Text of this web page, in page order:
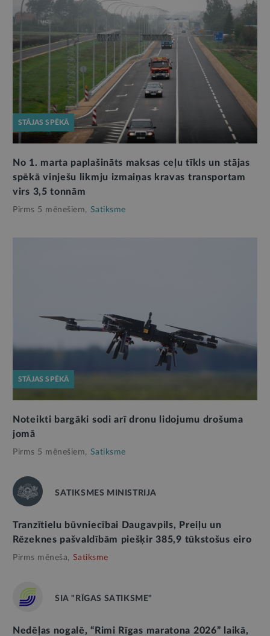
STĀJAS SPĒKĀ
No 1. marta paplašināts maksas ceļu tīkls un stājas
spēkā vinješu likmju izmaiņas kravas transportam
virs 3,5 tonnām
Pirms 5 mēnešiem, Satiksme
STĀJAS SPĒKĀ
Noteikti bargāki sodi arī dronu lidojumu drošuma
jomā
Pirms 5 mēnešiem, Satiksme
SATIKSMES MINISTRIJA
Tranzītielu būvniecībai Daugavpils, Preiļu un
Rēzeknes pašvaldībām piešķir 385,9 tūkstošus eiro
Pirms mēneša, Satiksme
SIA "RĪGAS SATIKSME"
Nedēļas nogalē, “Rimi Rīgas maratona 2026” laikā,